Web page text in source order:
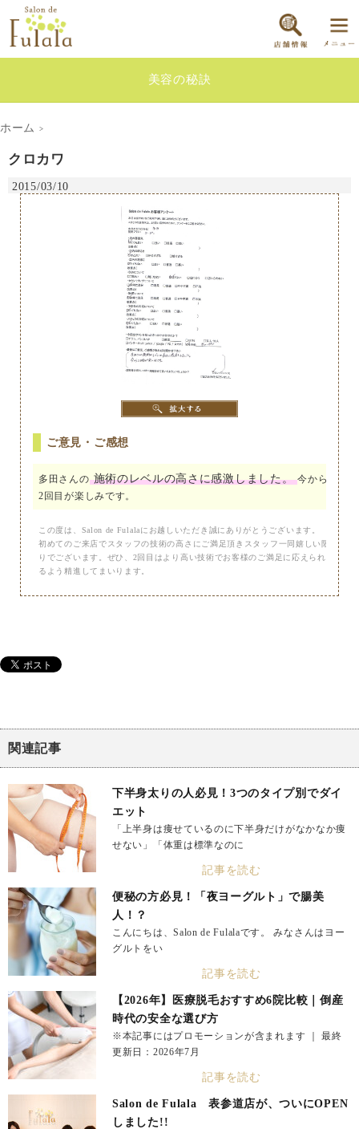
美容の秘訣
ホーム >
クロカワ
2015/03/10
ご意見・ご感想
多田さんの 施術のレベルの高さに感激しました。 今から
2回目が楽しみです。
この度は、Salon de Fulalaにお越しいただき誠にありがとうございます。
初めてのご来店でスタッフの技術の高さにご満足頂きスタッフ一同嬉しい限
りでございます。ぜひ、2回目はより高い技術でお客様のご満足に応えられ
るよう精進してまいります。
関連記事
下半身太りの人必見！3つのタイプ別でダイ
エット
「上半身は痩せているのに下半身だけがなかなか痩
せない」「体重は標準なのに
記事を読む
便秘の方必見！「夜ヨーグルト」で腸美
人！？
こんにちは、Salon de Fulalaです。 みなさんはヨー
グルトをい
記事を読む
【2026年】医療脱毛おすすめ6院比較｜倒産
時代の安全な選び方
※本記事にはプロモーションが含まれます ｜ 最終
更新日：2026年7月
記事を読む
Salon de Fulala 表参道店が、ついにOPEN
しました!!